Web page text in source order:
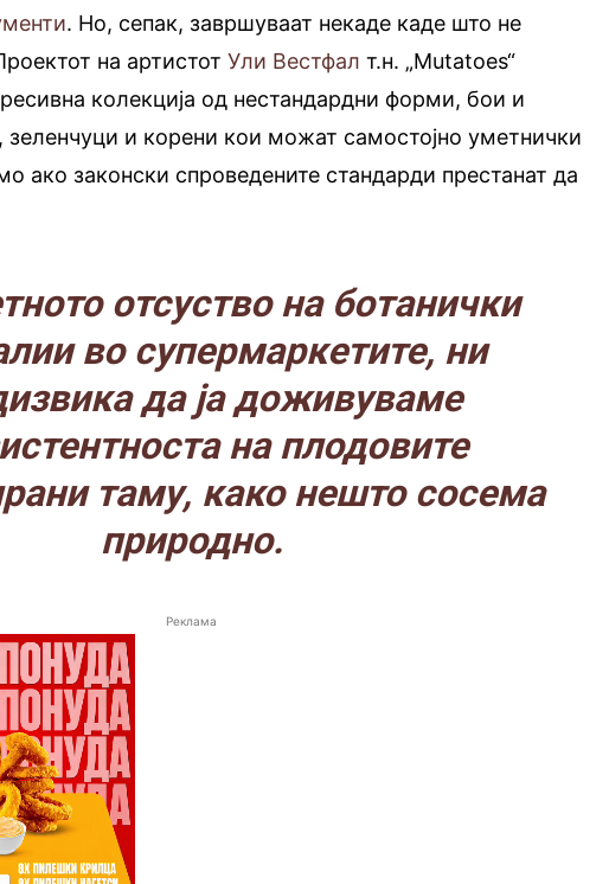
. Но, сепак, завршуваат некаде каде што не
на артистотУли Вестфал т.н. „Mutatoes“
колекција од нестандардни форми, бои и
зеленчуци и корени кои можат самостојно уметнички
ако законски спроведените стандарди престанат да
отсуство на ботанички
во супермаркетите, ни
да ја доживуваме
на плодовите
таму, како нешто сосема
природно.
Реклама